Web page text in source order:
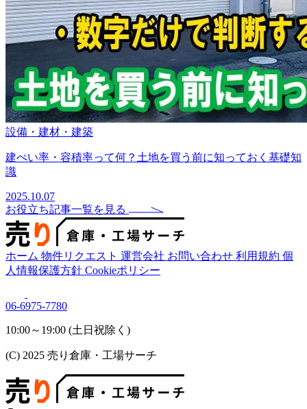
設備・建材・建築
建ぺい率・容積率って何？土地を買う前に知っておく基礎知
識
2025.10.07
お役立ち記事一覧を見る
ホーム 物件リクエスト 運営会社 お問い合わせ 利用規約 個
人情報保護方針 Cookieポリシー
06-6975-7780
10:00～19:00 (土日祝除く)
(C) 2025 売り倉庫・工場サーチ